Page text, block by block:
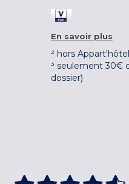
En savoir plus
² hors
³ seulement 30€
dossier)